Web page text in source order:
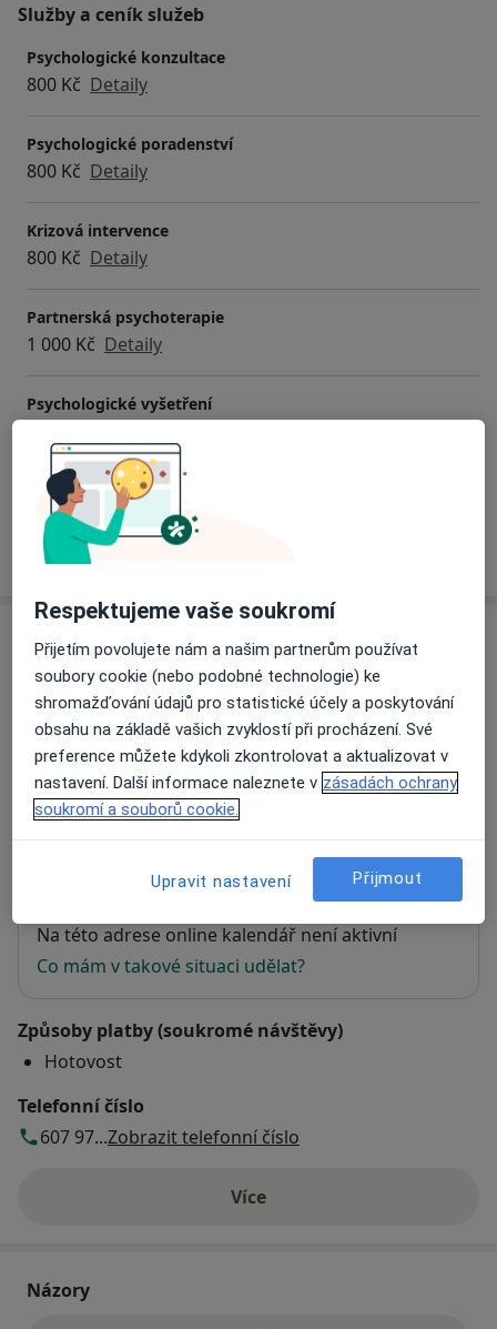
Služby a ceník služeb
Psychologické konzultace
800 Kč Detaily
Psychologické poradenství
800 Kč Detaily
Krizová intervence
800 Kč Detaily
Partnerská psychoterapie
1 000 Kč Detaily
Psychologické vyšetření
+ 3 služby
Jak fungují ceny?
Adresa 1 Adresa 2
Psychologická poradna
Pražská 15, Plzeň301 00
se otevře v nové záložce
Dostupnost
Na této adrese online kalendář není aktivní
Co mám v takové situaci udělat?
Způsoby platby (soukromé návštěvy)
Hotovost
Telefonní číslo
607 97...Zobrazit telefonní číslo
Víceo adrese
Názory
Respektujeme vaše soukromí
Přijetím povolujete nám a našim partnerům používat
soubory cookie (nebo podobné technologie) ke
shromažďování údajů pro statistické účely a poskytování
obsahu na základě vašich zvyklostí při procházení. Své
preference můžete kdykoli zkontrolovat a aktualizovat v
nastavení. Další informace naleznete v zásadách ochrany
soukromí a souborů cookie.
Upravit nastavení Přijmout